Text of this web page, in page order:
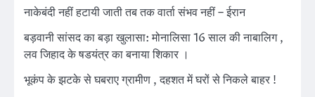
नाकेबंदी नहीं हटायी जाती तब तक वार्ता संभव नहीं – ईरान
बड़वानी सांसद का बड़ा खुलासा: मोनालिसा 16 साल की नाबालिग ,
लव जिहाद के षडयंत्र का बनाया शिकार ।
भूकंप के झटके से घबराए ग्रामीण , दहशत में घरों से निकले बाहर !